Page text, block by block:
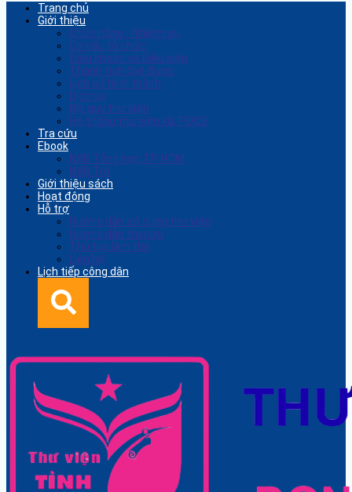
Trang chủ
Giới thiệu
Chức năng - Nhiệm vụ
Cơ cấu tổ chức
Điều khoản và Điều kiện
Thành tích đạt được
Lịch sử hình thành
Dịch vụ
Nội quy thư viện
Hệ thống thư viện xã, PĐCS
Tra cứu
Ebook
NXB Tổng hợp TP. HCM
NXB Trẻ
Giới thiệu sách
Hoạt động
Hỗ trợ
Hướng dẫn sử dụng thư viện
Hướng dẫn tra cứu
Thủ tục làm thẻ
Liên hệ
Lịch tiếp công dân